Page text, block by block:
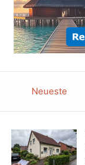
Neueste